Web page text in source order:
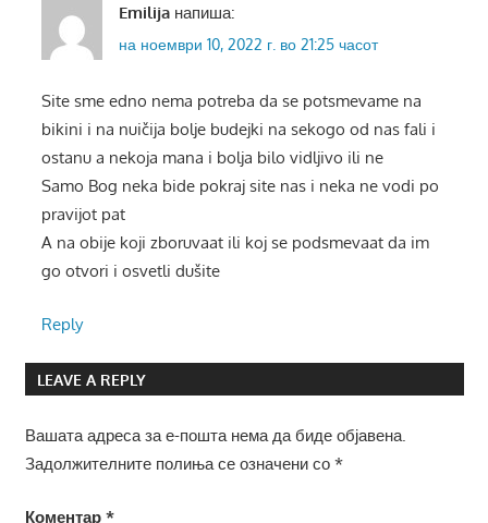
Emilija напиша:
на ноември 10, 2022 г. во 21:25 часот
Site sme edno nema potreba da se potsmevame na
bikini i na nuičija bolje budejki na sekogo od nas fali i
ostanu a nekoja mana i bolja bilo vidljivo ili ne
Samo Bog neka bide pokraj site nas i neka ne vodi po
pravijot pat
A na obije koji zboruvaat ili koj se podsmevaat da im
go otvori i osvetli dušite
Reply
LEAVE A REPLY
Вашата адреса за е-пошта нема да биде објавена.
Задолжителните полиња се означени со *
Коментар *